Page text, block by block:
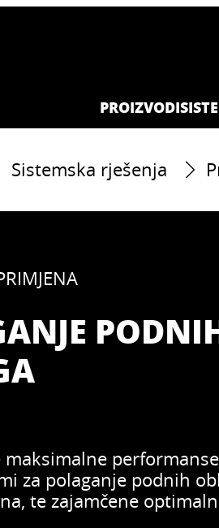
PROIZVODI
Sistemska rješenja
maksimalne
za polaganje podnih
te zajamčene